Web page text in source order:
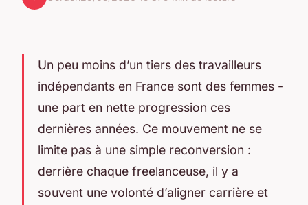
Un peu moins d’un tiers des travailleurs
indépendants en France sont des femmes -
une part en nette progression ces
dernières années. Ce mouvement ne se
limite pas à une simple reconversion :
derrière chaque freelanceuse, il y a
souvent une volonté d’aligner carrière et